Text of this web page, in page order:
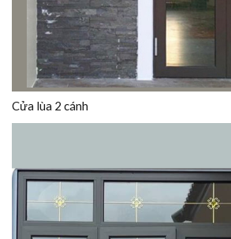
Cửa lùa 2 cánh